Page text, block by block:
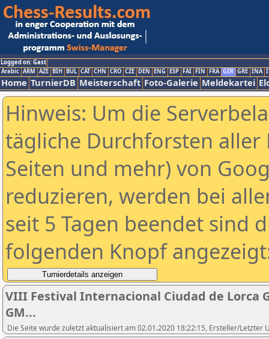
Logged on: Gast
Arabic ARM AZE BIH BUL CAT CHN CRO CZE DEN ENG ESP FAI FIN FRA GER GRE INA
Home TurnierDB Meisterschaft Foto-Galerie Meldekartei
Hinweis: Um die
tägliche Durchforsten aller
Seiten und mehr) von
reduzieren, werden bei
seit 5 Tagen beendet sind
folgenden Knopf
VIII Festival Internacional Ciudad de Lorca
GM...
Die Seite wurde zuletzt aktualisiert am 02.01.2020 18:22:15, Ersteller/Letzter